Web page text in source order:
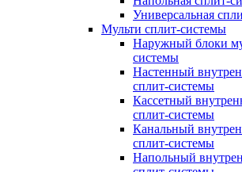
Универсальная
Мульти сплит-системы
Наружный блоки
системы
Настенный
сплит-системы
Кассетный
сплит-системы
Канальный
сплит-системы
Напольный